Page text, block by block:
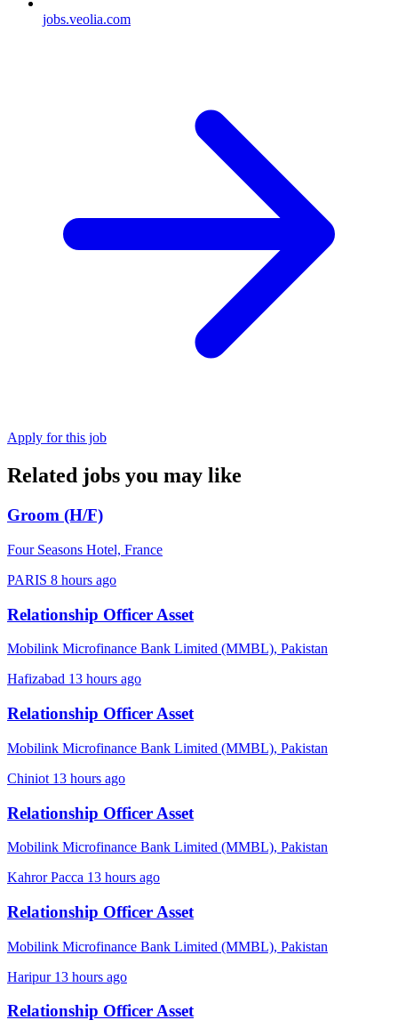
jobs.veolia.com
Apply for this job
Related jobs you may like
Groom (H/F)
Four Seasons Hotel, France
PARIS 8 hours ago
Relationship Officer Asset
Mobilink Microfinance Bank Limited (MMBL), Pakistan
Hafizabad 13 hours ago
Relationship Officer Asset
Mobilink Microfinance Bank Limited (MMBL), Pakistan
Chiniot 13 hours ago
Relationship Officer Asset
Mobilink Microfinance Bank Limited (MMBL), Pakistan
Kahror Pacca 13 hours ago
Relationship Officer Asset
Mobilink Microfinance Bank Limited (MMBL), Pakistan
Haripur 13 hours ago
Relationship Officer Asset